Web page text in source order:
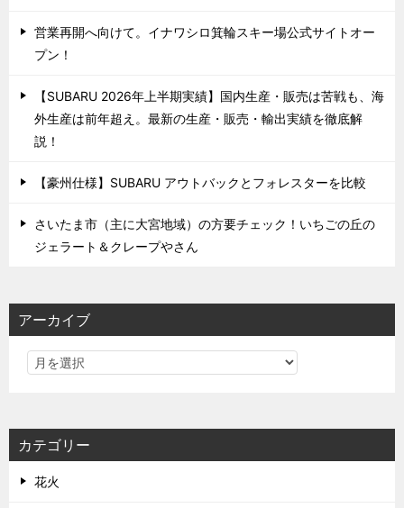
営業再開へ向けて。イナワシロ箕輪スキー場公式サイトオー
プン！
【SUBARU 2026年上半期実績】国内生産・販売は苦戦も、海
外生産は前年超え。最新の生産・販売・輸出実績を徹底解
説！
【豪州仕様】SUBARU アウトバックとフォレスターを比較
さいたま市（主に大宮地域）の方要チェック！いちごの丘の
ジェラート＆クレープやさん
アーカイブ
カテゴリー
花火